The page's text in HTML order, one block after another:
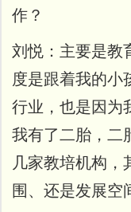
作？
刘悦： 主要是教
度是跟着我的小
行业，也是因为
我有了二胎，二
几家教培机构，
围、还是发展空